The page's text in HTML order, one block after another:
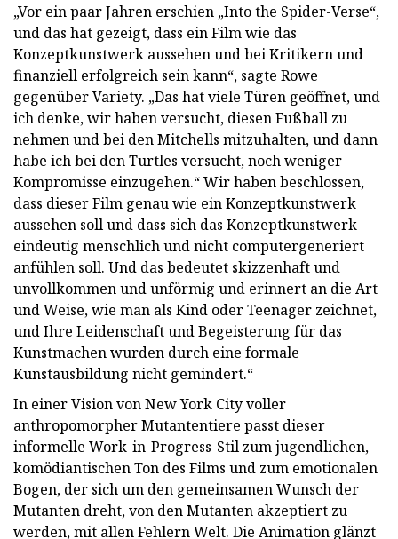
„Vor ein paar Jahren erschien „Into the Spider-Verse“,
und das hat gezeigt, dass ein Film wie das
Konzeptkunstwerk aussehen und bei Kritikern und
finanziell erfolgreich sein kann“, sagte Rowe
gegenüber Variety. „Das hat viele Türen geöffnet, und
ich denke, wir haben versucht, diesen Fußball zu
nehmen und bei den Mitchells mitzuhalten, und dann
habe ich bei den Turtles versucht, noch weniger
Kompromisse einzugehen.“ Wir haben beschlossen,
dass dieser Film genau wie ein Konzeptkunstwerk
aussehen soll und dass sich das Konzeptkunstwerk
eindeutig menschlich und nicht computergeneriert
anfühlen soll. Und das bedeutet skizzenhaft und
unvollkommen und unförmig und erinnert an die Art
und Weise, wie man als Kind oder Teenager zeichnet,
und Ihre Leidenschaft und Begeisterung für das
Kunstmachen wurden durch eine formale
Kunstausbildung nicht gemindert.“
In einer Vision von New York City voller
anthropomorpher Mutantentiere passt dieser
informelle Work-in-Progress-Stil zum jugendlichen,
komödiantischen Ton des Films und zum emotionalen
Bogen, der sich um den gemeinsamen Wunsch der
Mutanten dreht, von den Mutanten akzeptiert zu
werden, mit allen Fehlern Welt. Die Animation glänzt